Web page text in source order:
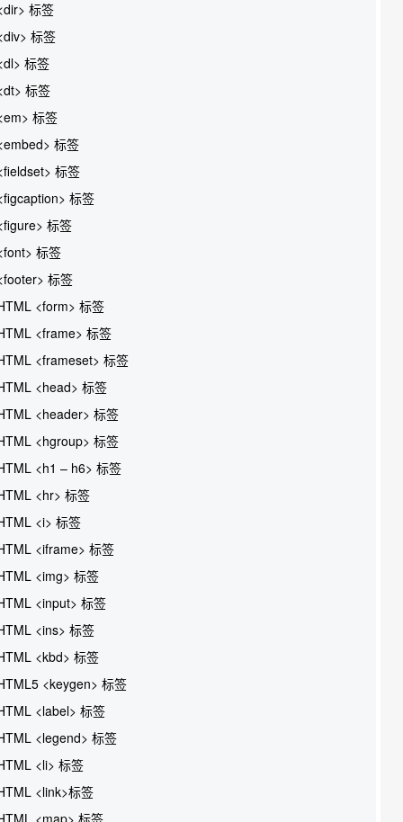
标签
标签
标签
标签
标签
标签
标签
标签
标签
标签
标签
<form> 标签
<frame> 标签
<frameset> 标签
<head> 标签
<header> 标签
<hgroup> 标签
<h1 – h6> 标签
<hr> 标签
<i> 标签
<iframe> 标签
<img> 标签
<input> 标签
<ins> 标签
<kbd> 标签
<keygen> 标签
<label> 标签
<legend> 标签
<li> 标签
<link>标签
<map> 标签